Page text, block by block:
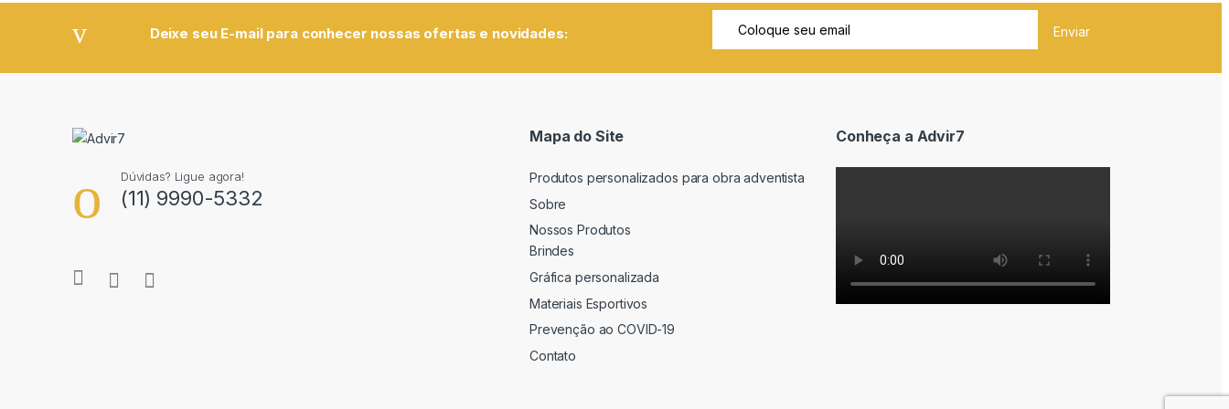
Deixe seu E-mail para conhecer nossas ofertas e novidades:
Dúvidas? Ligue agora!
(11) 9990-5332
Mapa do Site
Produtos personalizados para obra adventista
Sobre
Nossos Produtos
Brindes
Gráfica personalizada
Materiais Esportivos
Prevenção ao COVID-19
Contato
Conheça a Advir7